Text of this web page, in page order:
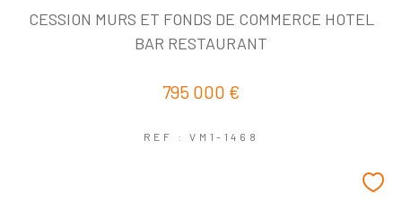
CESSION MURS ET FONDS DE COMMERCE HOTEL
BAR RESTAURANT
795 000 €
REF : VM1-1468